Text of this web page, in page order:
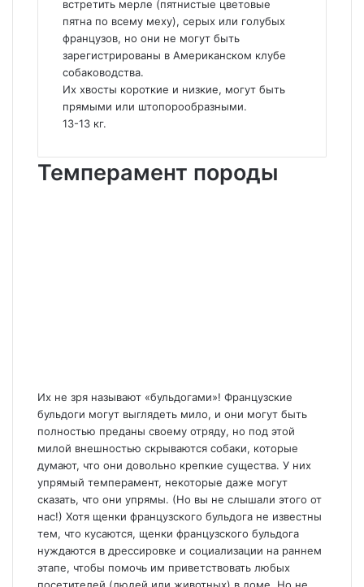
встретить мерле (пятнистые цветовые
пятна по всему меху), серых или голубых
французов, но они не могут быть
зарегистрированы в Американском клубе
собаководства.
Их хвосты короткие и низкие, могут быть
прямыми или штопорообразными.
13-13 кг.
Темперамент породы
Их не зря называют «бульдогами»! Французские
бульдоги могут выглядеть мило, и они могут быть
полностью преданы своему отряду, но под этой
милой внешностью скрываются собаки, которые
думают, что они довольно крепкие существа. У них
упрямый темперамент, некоторые даже могут
сказать, что они упрямы. (Но вы не слышали этого от
нас!) Хотя щенки французского бульдога не известны
тем, что кусаются, щенки французского бульдога
нуждаются в дрессировке и социализации на раннем
этапе, чтобы помочь им приветствовать любых
посетителей (людей или животных) в доме. Но не